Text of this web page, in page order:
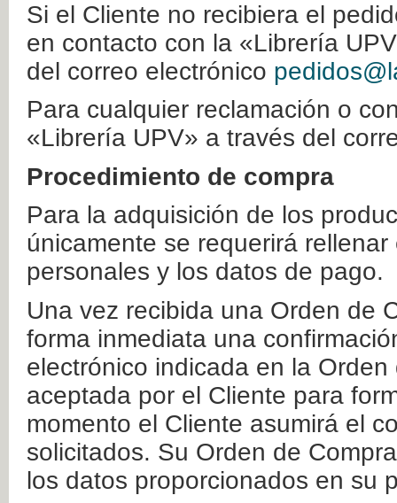
Si el Cliente no recibiera el
en contacto con la «Librería
del correo electrónico
Para cualquier reclamación o
«Librería UPV» a través del
Procedimiento de compra
Para la adquisición de los
únicamente se requerirá
personales y los datos de pago.
Una vez recibida una Orden de
forma inmediata una
electrónico indicada en la
aceptada por el Cliente para
momento el Cliente asumirá el
solicitados. Su Orden de
los datos proporcionados en su